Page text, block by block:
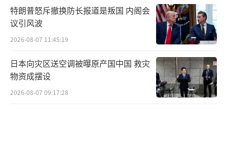
特朗普怒斥撤换防长报道是叛国 内阁会
议引风波
2026-08-07 11:45:19
日本向灾区送空调被曝原产国中国 救灾
物资成摆设
2026-08-07 09:17:28